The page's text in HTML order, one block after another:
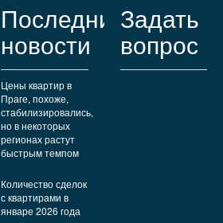
Последние
новости
Цены квартир в
Праге, похоже,
стабилизировались,
но в некоторых
регионах растут
быстрым темпом
Количество сделок
с квартирами в
январе 2026 года
Задать
вопрос